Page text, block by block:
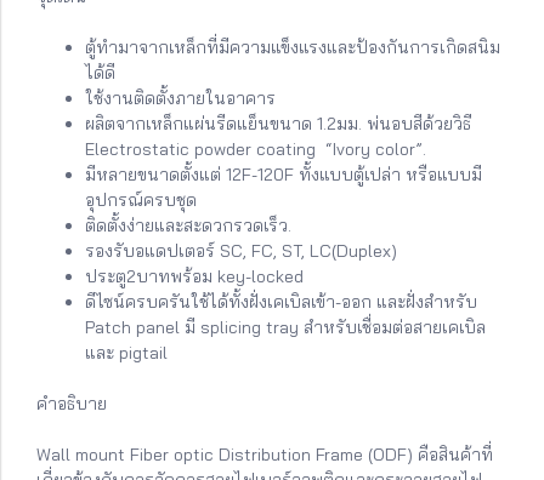
ตู้ทำมาจากเหล็กที่มีความแข็งแรงและป้องกันการเกิดสนิม
ได้ดี
ใช้งานติดตั้งภายในอาคาร
ผลิตจากเหล็กแผ่นรีดแย็นขนาด 1.2มม. พ่นอบสีด้วยวิธี
Electrostatic powder coating “Ivory color”.
มีหลายขนาดตั้งแต่ 12F-120F ทั้งแบบตู้เปล่า หรือแบบมี
อุปกรณ์ครบชุด
ติดตั้งง่ายและสะดวกรวดเร็ว.
รองรับอแดปเตอร์ SC, FC, ST, LC(Duplex)
ประตู2บาทพร้อม key-locked
ดีไซน์ครบครันใช้ได้ทั้งฝั่งเคเบิลเข้า-ออก และฝั่งสำหรับ
Patch panel มี splicing tray สำหรับเชื่อมต่อสายเคเบิล
และ pigtail
คำอธิบาย
Wall mount Fiber optic Distribution Frame (ODF) คือสินค้าที่